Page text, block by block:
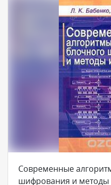
Современные
шифрования и методы